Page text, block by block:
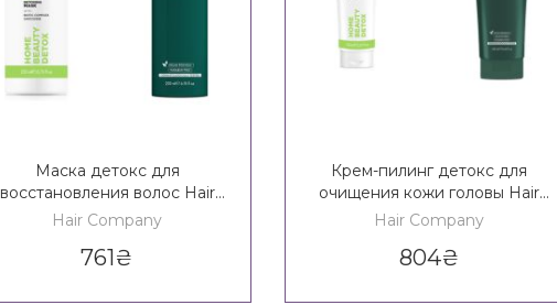
Маска детокс для
восстановления волос Hair
Company Double Action
Mask
Hair Company
761₴
Крем-пилинг детокс для
очищения кожи головы Hair
Company Double Action
Peeling
Hair Company
804₴